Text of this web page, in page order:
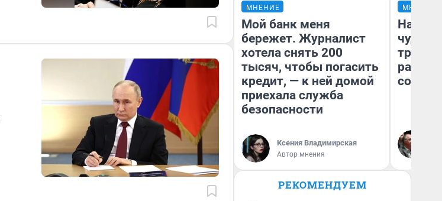
МНЕНИЕ
Мой банк меня
бережет. Журналист
хотела снять 200
тысяч, чтобы погасить
кредит, — к ней домой
приехала служба
безопасности
Ксения Владимирская
Автор мнения
МНЕНИЕ
чудом
РЕКОМЕНДУЕМ